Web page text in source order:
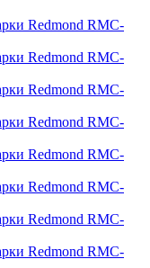
Redmond RMC-
Redmond RMC-
Redmond RMC-
Redmond RMC-
Redmond RMC-
Redmond RMC-
Redmond RMC-
Redmond RMC-